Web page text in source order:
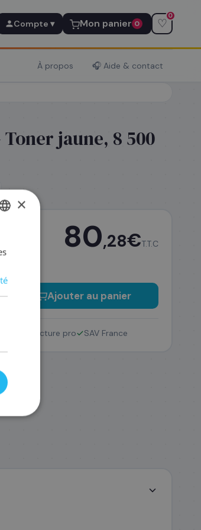
Compte ▾ Mon panier 0 ♡
0
À propos 🎧 Aide & contact
Toner jaune, 8 500
80,28€T.T.C
Ajouter au panier
Facture pro SAV France
×